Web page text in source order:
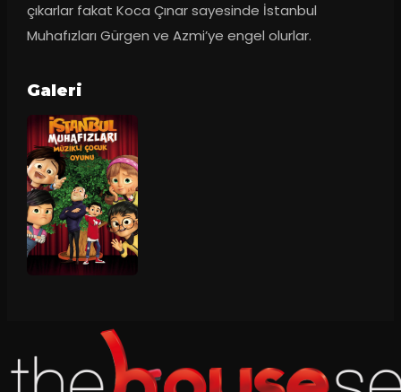
çıkarlar fakat Koca Çınar sayesinde İstanbul
Muhafızları Gürgen ve Azmi’ye engel olurlar.
Galeri